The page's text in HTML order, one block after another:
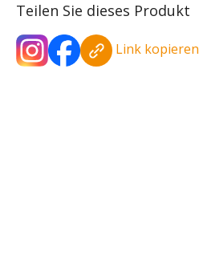
Teilen Sie dieses Produkt
Link kopieren